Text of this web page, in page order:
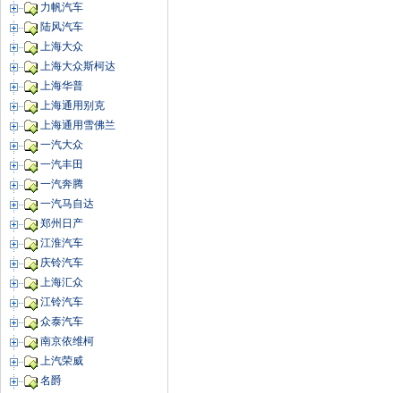
力帆汽车
陆风汽车
上海大众
上海大众斯柯达
上海华普
上海通用别克
上海通用雪佛兰
一汽大众
一汽丰田
一汽奔腾
一汽马自达
郑州日产
江淮汽车
庆铃汽车
上海汇众
江铃汽车
众泰汽车
南京依维柯
上汽荣威
名爵